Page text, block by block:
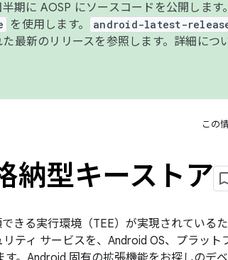
期に AOSP にソースコードを公開します
を使用します。 android-latest-
最新のリリースを参照します。詳細につ
この
納型キーストア
きる実行環境（TEE）が実現されている
ティ サービスを、Android OS、プラット